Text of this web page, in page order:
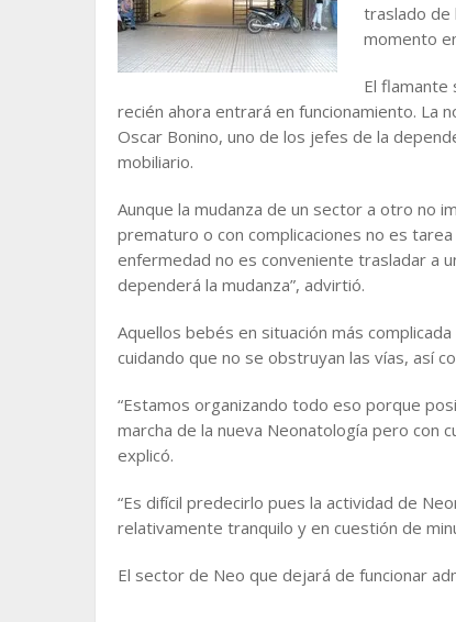
traslado de
momento
El flamante
recién ahora entrará en funcionamiento. La
Oscar Bonino, uno de los jefes de la
mobiliario.
Aunque la mudanza de un sector a otro no
prematuro o con complicaciones no es
enfermedad no es conveniente trasladar a
dependerá la mudanza”, advirtió.
Aquellos bebés en situación más
cuidando que no se obstruyan las vías, así
“Estamos organizando todo eso porque
marcha de la nueva Neonatología pero con
explicó.
“Es difícil predecirlo pues la actividad de
relativamente tranquilo y en cuestión de
El sector de Neo que dejará de funcionar